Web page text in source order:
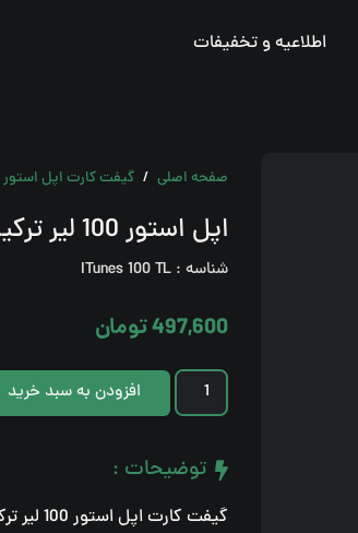
اطلاعیه و تخفیفات
صفحه اصلی / گیفت کارت اپل استور
اپل استور 100 لیر ترکیه
شناسه : ITunes 100 TL
497,600تومان
اپل
استور
لیر
ترکیه
افزودن به سبد خرید
توضیحات :